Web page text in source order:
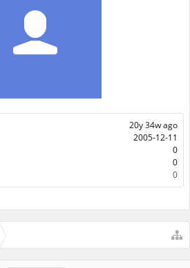
20y 34w ago
2005-12-11
0
0
0